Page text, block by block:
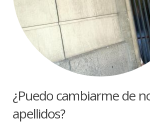
¿Puedo cambiarme de
apellidos?